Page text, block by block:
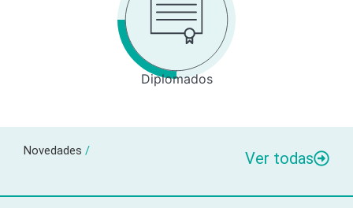
Diplomados
Novedades / Ver todas